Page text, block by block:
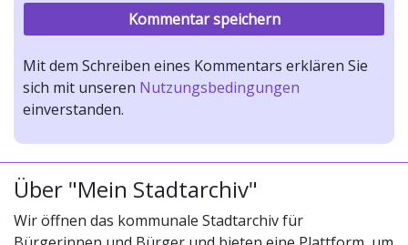
Mit dem Schreiben eines Kommentars erklären Sie
sich mit unseren Nutzungsbedingungen
einverstanden.
Über "Mein Stadtarchiv"
Wir öffnen das kommunale Stadtarchiv für